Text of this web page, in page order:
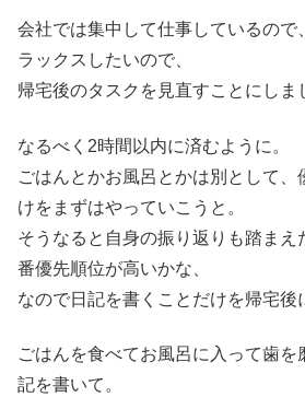
会社では集中して仕事しているので
ラックスしたいので、
帰宅後のタスクを見直すことにしま
なるべく2時間以内に済むように。
ごはんとかお風呂とかは別として
けをまずはやっていこうと。
そうなると自身の振り返りも踏まえ
番優先順位が高いかな、
なので日記を書くことだけを帰宅後
ごはんを食べてお風呂に入って歯を
記を書いて。